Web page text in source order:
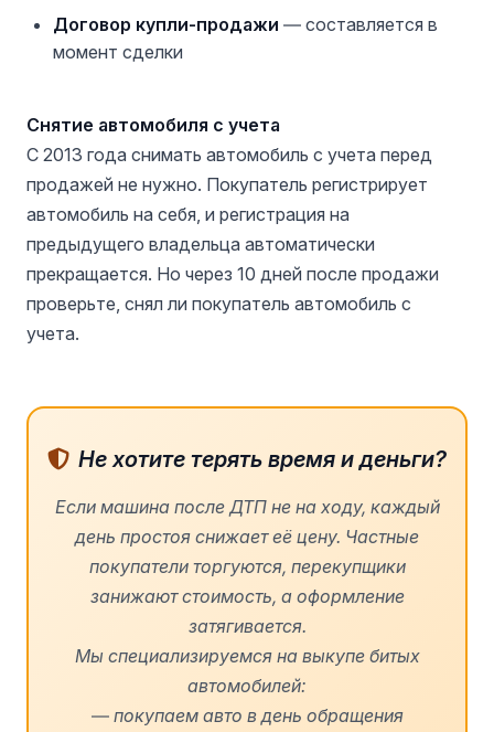
Договор купли-продажи — составляется в
момент сделки
Снятие автомобиля с учета
С 2013 года снимать автомобиль с учета перед
продажей не нужно. Покупатель регистрирует
автомобиль на себя, и регистрация на
предыдущего владельца автоматически
прекращается. Но через 10 дней после продажи
проверьте, снял ли покупатель автомобиль с
учета.
Не хотите терять время и деньги?
Если машина после ДТП не на ходу, каждый
день простоя снижает её цену. Частные
покупатели торгуются, перекупщики
занижают стоимость, а оформление
затягивается.
Мы специализируемся на выкупе битых
автомобилей:
— покупаем авто в день обращения